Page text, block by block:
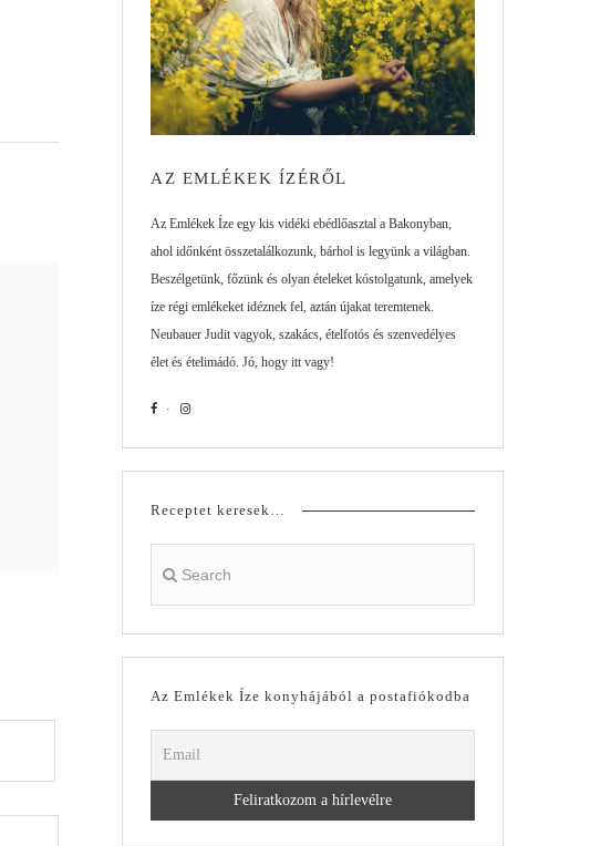
AZ EMLÉKEK ÍZÉRŐL
Az Emlékek Íze egy kis vidéki ebédlőasztal a Bakonyban,
ahol időnként összetalálkozunk, bárhol is legyünk a világban.
Beszélgetünk, főzünk és olyan ételeket kóstolgatunk, amelyek
íze régi emlékeket idéznek fel, aztán újakat teremtenek.
Neubauer Judit vagyok, szakács, ételfotós és szenvedélyes
élet és ételimádó. Jó, hogy itt vagy!
Receptet keresek…
Az Emlékek Íze konyhájából a postafiókodba